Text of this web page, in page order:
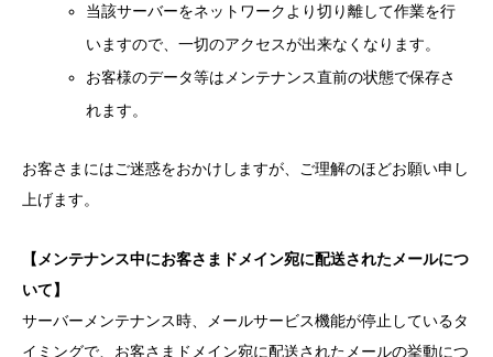
当該サーバーをネットワークより切り離して作業を行
いますので、一切のアクセスが出来なくなります。
お客様のデータ等はメンテナンス直前の状態で保存さ
れます。
お客さまにはご迷惑をおかけしますが、ご理解のほどお願い申し
上げます。
【メンテナンス中にお客さまドメイン宛に配送されたメールにつ
いて】
サーバーメンテナンス時、メールサービス機能が停止しているタ
イミングで、お客さまドメイン宛に配送されたメールの挙動につ